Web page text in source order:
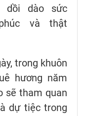
dồi dào sức
và thật
trong khuôn
hương năm
sẽ tham quan
dự tiệc trong